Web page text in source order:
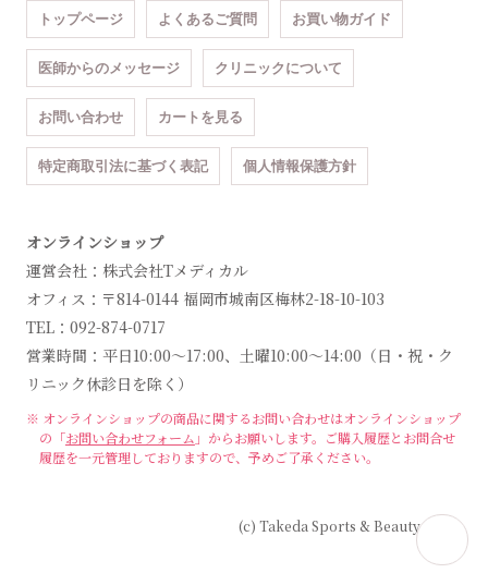
トップページ よくあるご質問 お買い物ガイド
医師からのメッセージ クリニックについて
お問い合わせ カートを見る
特定商取引法に基づく表記 個人情報保護方針
オンラインショップ
運営会社：株式会社Tメディカル
オフィス：〒814-0144 福岡市城南区梅林2-18-10-103
TEL：092-874-0717
営業時間：平日10:00～17:00、土曜10:00～14:00（日・祝・ク
リニック休診日を除く）
※ オンラインショップの商品に関するお問い合わせはオンラインショップ
の「お問い合わせフォーム 」からお願いします。 ご購入履歴とお問合せ
履歴を一元管理しておりますので、予めご了承ください。
(c) Takeda Sports & Beauty Clinic